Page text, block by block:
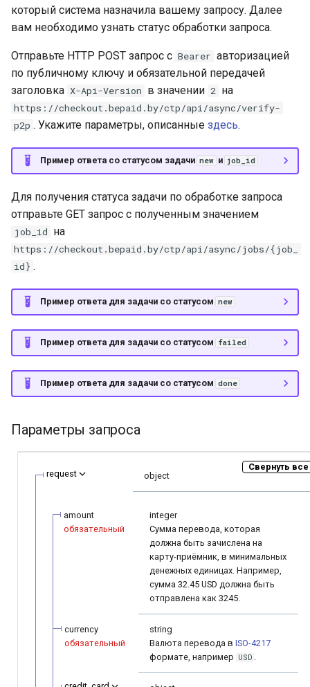
который система назначила вашему запросу. Далее
вам необходимо узнать статус обработки запроса.
Отправьте HTTP POST запрос с Bearer авторизацией
по публичному ключу и обязательной передачей
заголовка X-Api-Version в значении 2 на
https://checkout.bepaid.by/ctp/api/async/verify-
p2p . Укажите параметры, описанные здесь.
Пример ответа со статусом задачи new и job_id
Для получения статуса задачи по обработке запроса
отправьте GET запрос с полученным значением
job_id на
https://checkout.bepaid.by/ctp/api/async/jobs/{job_
id} .
Пример ответа для задачи со статусом new
Пример ответа для задачи со статусом failed
Пример ответа для задачи со статусом done
Параметры запроса
request object
amount
обязательный
integer
Сумма перевода, которая
должна быть зачислена на
карту-приёмник, в минимальных
денежных единицах. Например,
сумма 32.45 USD должна быть
отправлена как 3245.
currency
обязательный
string
Валюта перевода в ISO-4217
формате, например USD
Свернуть все